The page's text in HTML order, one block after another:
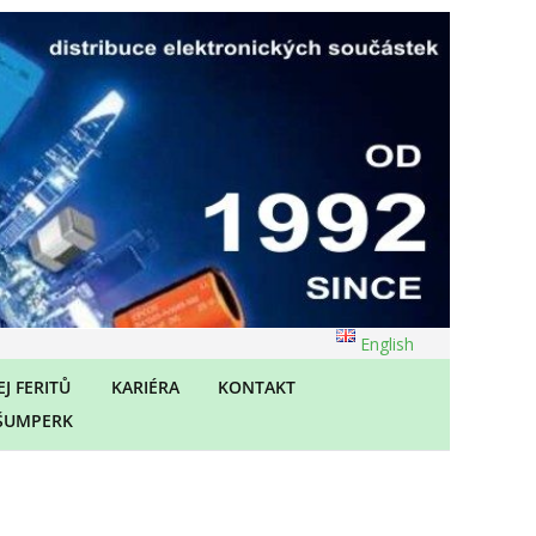
English
FERITŮ
KARIÉRA KONTAKT